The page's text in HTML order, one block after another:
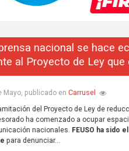
hace eco del liderazgo
Ley que excluye a la
Ley de reducción de la jornada lectiva
espacio en los principales
ha sido el primer sindicato en